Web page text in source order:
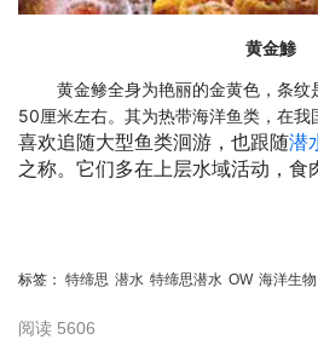
黄金鯵
黄金鲹全身为艳丽的金黄色，条
50厘米左右。其为热带海洋鱼类，在我
喜欢追随大型鱼类洄游，也跟随潜
之称。它们多在上层水域活动，食
标签： 特缔思 潜水 特缔思潜水 OW 海洋生物
阅读 5606